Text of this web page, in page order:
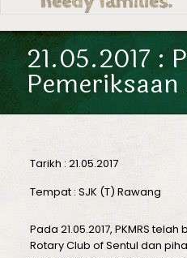
21.05.2017 :
Tarikh : 21.05.2017
Tempat : SJK (T) Rawang
Pada 21.05.2017, PKMRS
Rotary Club of Sentul dan